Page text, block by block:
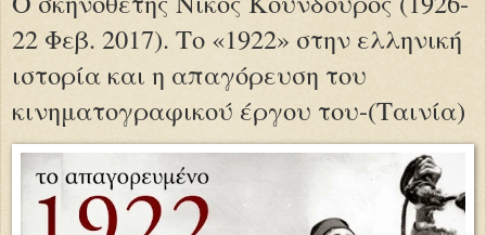
22 Φεβ. 2017). Το «1922» στην ελληνική
ιστορία και η απαγόρευση του
κινηματογραφικού έργου του-(Ταινία)